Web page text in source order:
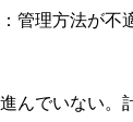
管理方法が不
んでいない。